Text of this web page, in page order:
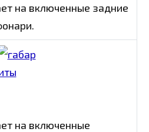
на включенные задние
на включенные